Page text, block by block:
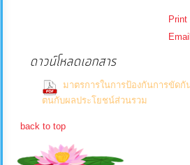
แผน
ข่าวสาร
ข้อมูล
Print
Email
ดาวน์โหลดเอกสาร
มาตรการในการป้องกันการขัด
ตนกับผลประโยชน์ส่วนรวม
back to top